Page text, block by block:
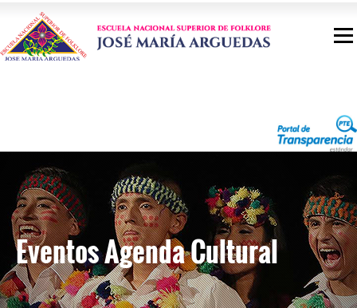
Eventos Agenda Cultural